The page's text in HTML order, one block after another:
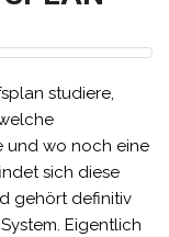
studiere,
und wo noch eine
sich diese
gehört definitiv
Eigentlich